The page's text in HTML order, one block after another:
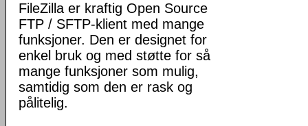
FileZilla er kraftig Open Source
FTP / SFTP-klient med mange
funksjoner. Den er designet for
enkel bruk og med støtte for så
mange funksjoner som mulig,
samtidig som den er rask og
pålitelig.